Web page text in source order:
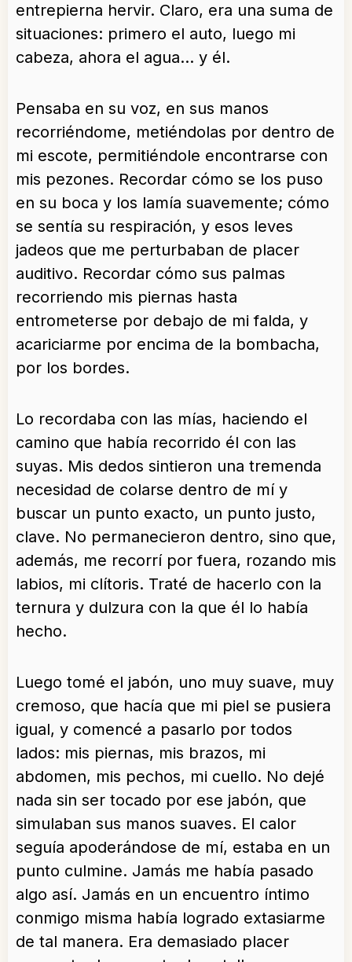
entrepierna hervir. Claro, era una suma de
situaciones: primero el auto, luego mi
cabeza, ahora el agua… y él.
Pensaba en su voz, en sus manos
recorriéndome, metiéndolas por dentro de
mi escote, permitiéndole encontrarse con
mis pezones. Recordar cómo se los puso
en su boca y los lamía suavemente; cómo
se sentía su respiración, y esos leves
jadeos que me perturbaban de placer
auditivo. Recordar cómo sus palmas
recorriendo mis piernas hasta
entrometerse por debajo de mi falda, y
acariciarme por encima de la bombacha,
por los bordes.
Lo recordaba con las mías, haciendo el
camino que había recorrido él con las
suyas. Mis dedos sintieron una tremenda
necesidad de colarse dentro de mí y
buscar un punto exacto, un punto justo,
clave. No permanecieron dentro, sino que,
además, me recorrí por fuera, rozando mis
labios, mi clítoris. Traté de hacerlo con la
ternura y dulzura con la que él lo había
hecho.
Luego tomé el jabón, uno muy suave, muy
cremoso, que hacía que mi piel se pusiera
igual, y comencé a pasarlo por todos
lados: mis piernas, mis brazos, mi
abdomen, mis pechos, mi cuello. No dejé
nada sin ser tocado por ese jabón, que
simulaban sus manos suaves. El calor
seguía apoderándose de mí, estaba en un
punto culmine. Jamás me había pasado
algo así. Jamás en un encuentro íntimo
conmigo misma había logrado extasiarme
de tal manera. Era demasiado placer